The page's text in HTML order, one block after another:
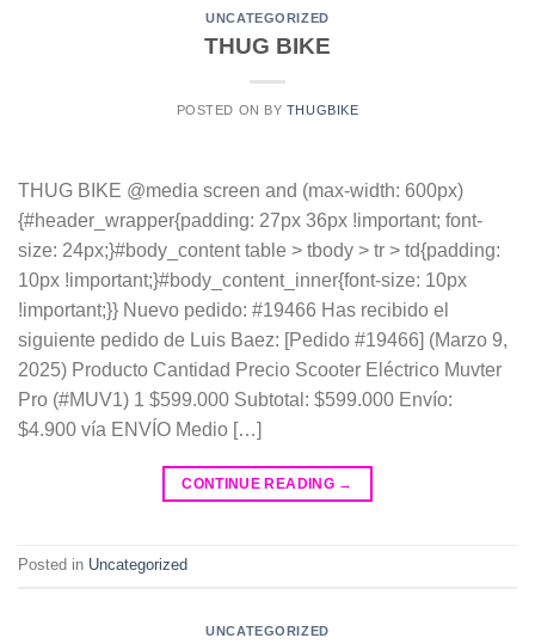
UNCATEGORIZED
THUG BIKE
POSTED ON BY THUGBIKE
THUG BIKE @media screen and (max-width: 600px)
{#header_wrapper{padding: 27px 36px !important; font-
size: 24px;}#body_content table > tbody > tr > td{padding:
10px !important;}#body_content_inner{font-size: 10px
!important;}} Nuevo pedido: #19466 Has recibido el
siguiente pedido de Luis Baez: [Pedido #19466] (Marzo 9,
2025) Producto Cantidad Precio Scooter Eléctrico Muvter
Pro (#MUV1) 1 $599.000 Subtotal: $599.000 Envío:
$4.900 vía ENVÍO Medio […]
CONTINUE READING →
Posted in Uncategorized
UNCATEGORIZED